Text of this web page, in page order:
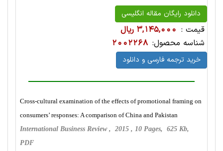
دانلود رایگان مقاله انگلیسی
قیمت : 3,145,000 ریال
شناسه محصول: 2002268
خرید ترجمه فارسی و دانلود
Cross-cultural examination of the effects of promotional framing on
consumers’ responses: A comparison of China and Pakistan
International Business Review , 2015 , 10 Pages, 625 Kb,
PDF